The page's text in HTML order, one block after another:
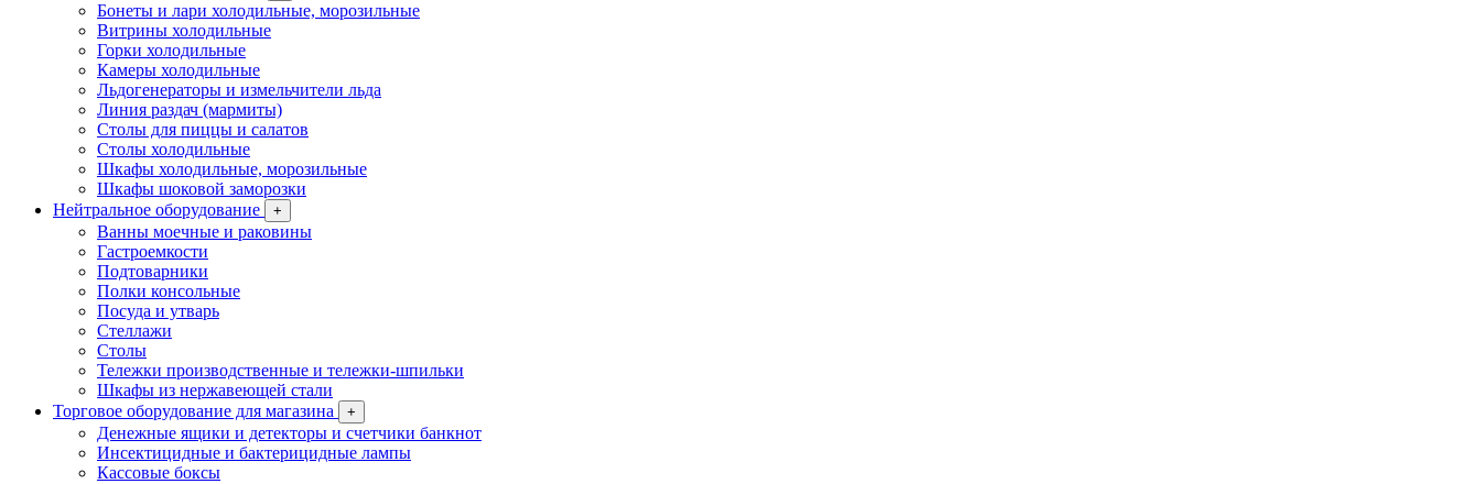
Бонеты и лари холодильные, морозильные
Витрины холодильные
Горки холодильные
Камеры холодильные
Льдогенераторы и измельчители льда
Линия раздач (мармиты)
Столы для пиццы и салатов
Столы холодильные
Шкафы холодильные, морозильные
Шкафы шоковой заморозки
Нейтральное оборудование
+
Ванны моечные и раковины
Гастроемкости
Подтоварники
Полки консольные
Посуда и утварь
Стеллажи
Столы
Тележки производственные и тележки-шпильки
Шкафы из нержавеющей стали
Торговое оборудование для магазина
+
Денежные ящики и детекторы и счетчики банкнот
Инсектицидные и бактерицидные лампы
Кассовые боксы